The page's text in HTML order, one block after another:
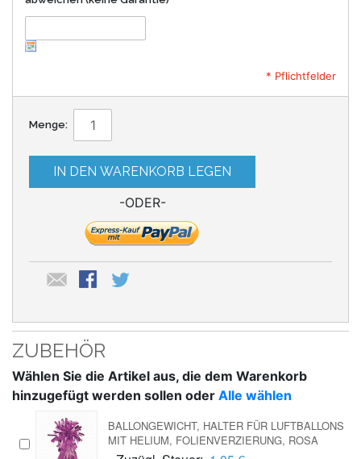
* Pflichtfelder
Menge:
IN DEN WARENKORB LEGEN
-ODER-
ZUBEHÖR
Wählen Sie die Artikel aus, die dem Warenkorb
hinzugefügt werden sollen oder Alle wählen
BALLONGEWICHT, HALTER FÜR LUFTBALLONS
MIT HELIUM, FOLIENVERZIERUNG, ROSA